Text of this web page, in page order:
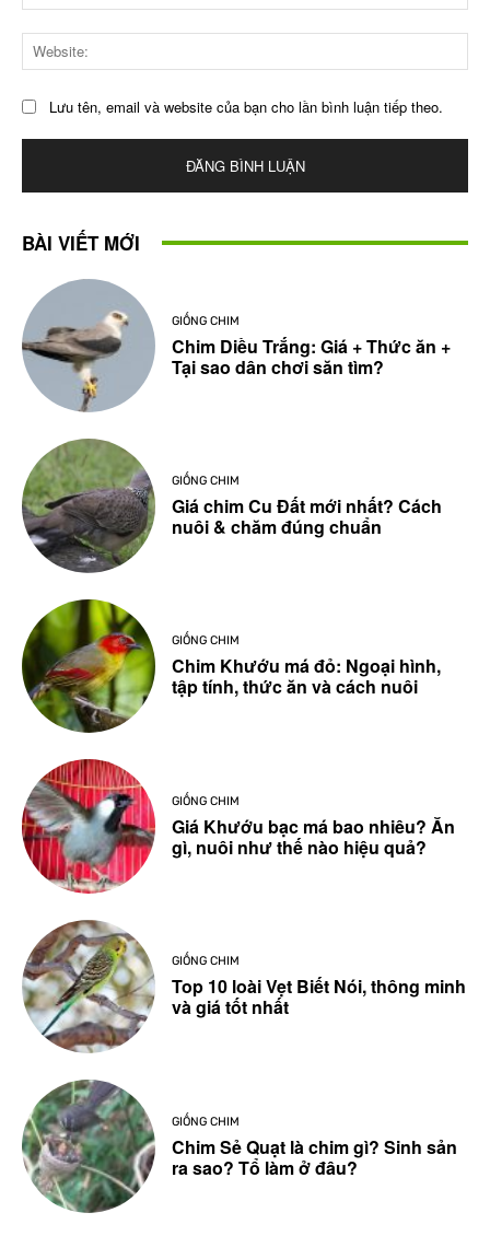
Lưu tên, email và website của bạn cho lần bình luận tiếp theo.
BÀI VIẾT MỚI
GIỐNG CHIM
Chim Diều Trắng: Giá + Thức ăn +
Tại sao dân chơi săn tìm?
GIỐNG CHIM
Giá chim Cu Đất mới nhất? Cách
nuôi & chăm đúng chuẩn
GIỐNG CHIM
Chim Khướu má đỏ: Ngoại hình,
tập tính, thức ăn và cách nuôi
GIỐNG CHIM
Giá Khướu bạc má bao nhiêu? Ăn
gì, nuôi như thế nào hiệu quả?
GIỐNG CHIM
Top 10 loài Vẹt Biết Nói, thông minh
và giá tốt nhất
GIỐNG CHIM
Chim Sẻ Quạt là chim gì? Sinh sản
ra sao? Tổ làm ở đâu?